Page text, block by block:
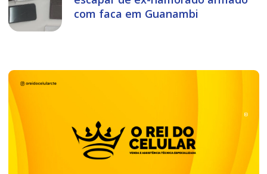
com faca em Guanambi